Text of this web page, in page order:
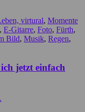
virtural, Momente
, E-Gitarre, Foto, Fürth,
Bild, Musik, Regen,
jetzt einfach